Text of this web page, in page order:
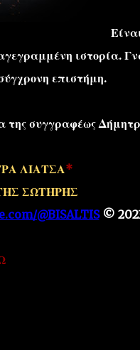
ιστορία.
επιστήμη.
της συγγραφέως
ΛΙΑΤΣΑ*
ΣΩΤΗΡΗΣ
@BISALTIS©